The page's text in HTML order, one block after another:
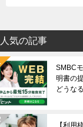
人気の記事
SMBC
明書の
どうな
【利用